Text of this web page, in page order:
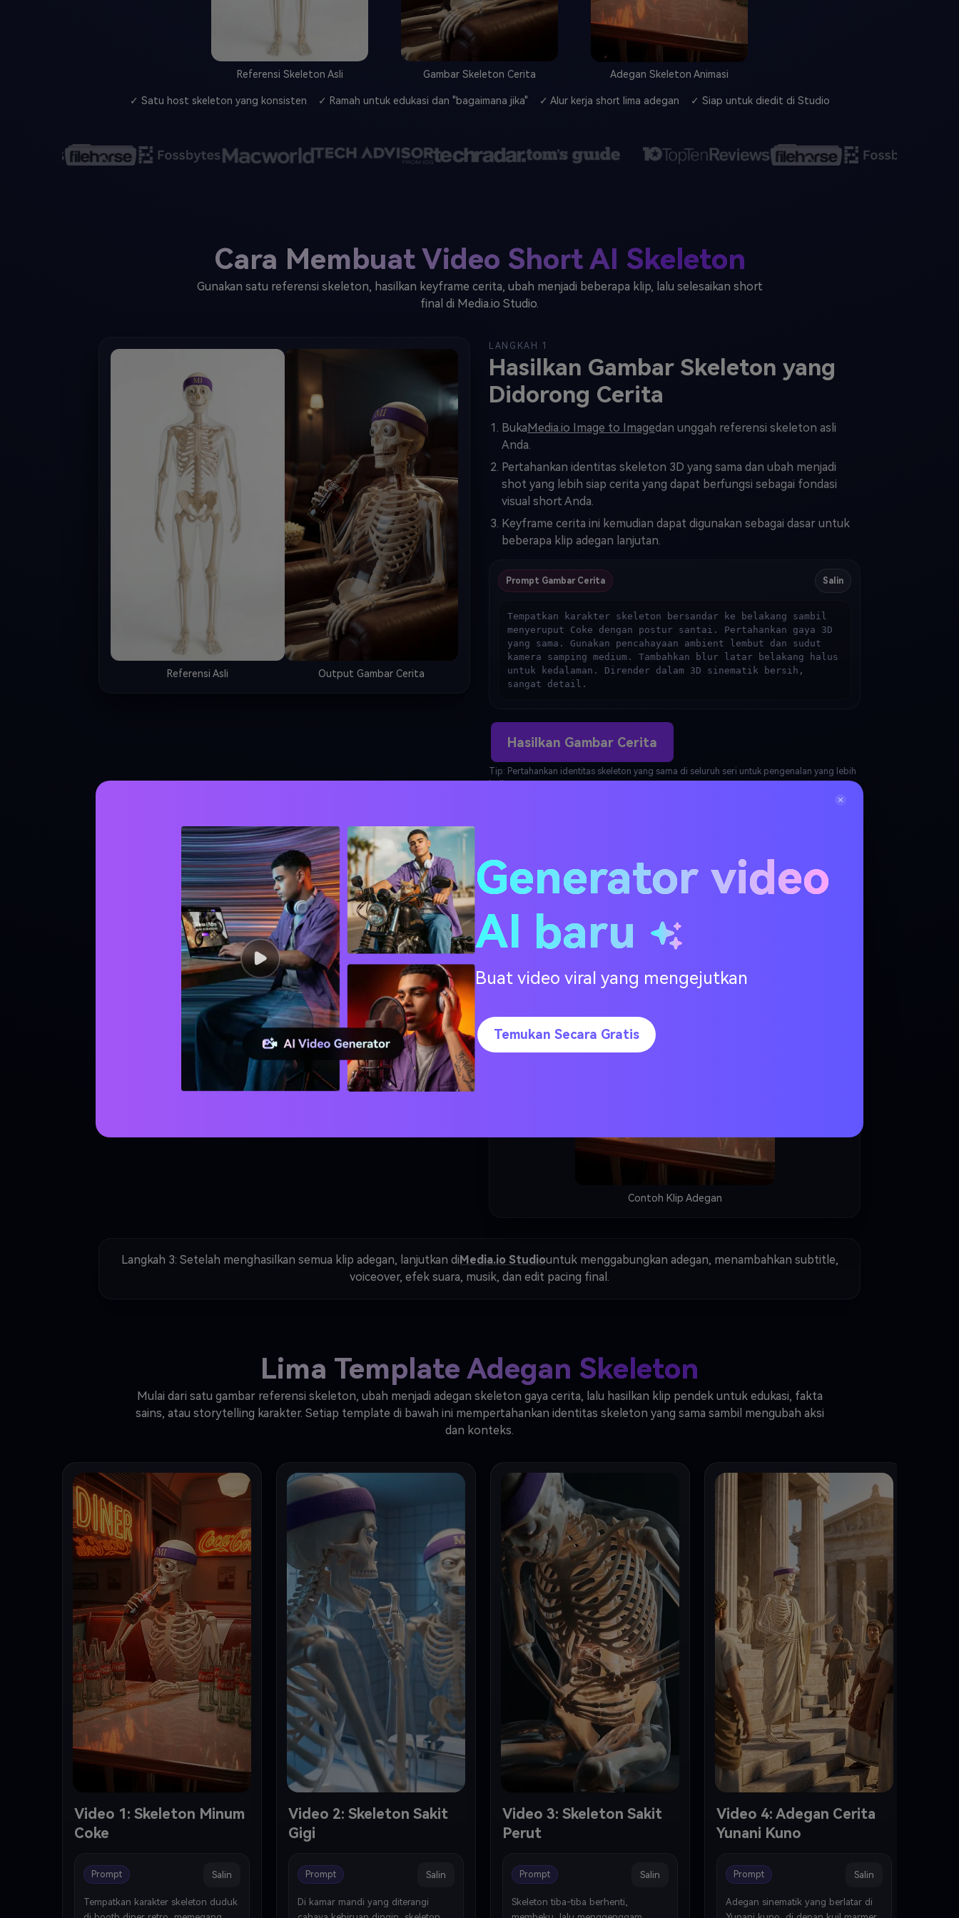
Referensi Skeleton Asli Gambar Skeleton Cerita Adegan Skeleton Animasi
✓ Satu host skeleton yang konsisten ✓ Ramah untuk edukasi dan "bagaimana jika" ✓ Alur kerja short lima adegan ✓ Siap untuk diedit di Studio
Cara Membuat Video Short AI Skeleton
Gunakan satu referensi skeleton, hasilkan keyframe cerita, ubah menjadi beberapa klip, lalu selesaikan short
final di Media.io Studio.
Referensi Asli Output Gambar Cerita
LANGKAH 1
Hasilkan Gambar Skeleton yang
Didorong Cerita
Buka Media.io Image to Imagedan unggah referensi skeleton asli
Anda.
Pertahankan identitas skeleton 3D yang sama dan ubah menjadi
shot yang lebih siap cerita yang dapat berfungsi sebagai fondasi
visual short Anda.
Keyframe cerita ini kemudian dapat digunakan sebagai dasar untuk
beberapa klip adegan lanjutan.
Prompt Gambar Cerita Salin
Tempatkan karakter skeleton bersandar ke belakang sambil
menyeruput Coke dengan postur santai. Pertahankan gaya 3D
yang sama. Gunakan pencahayaan ambient lembut dan sudut
kamera samping medium. Tambahkan blur latar belakang halus
untuk kedalaman. Dirender dalam 3D sinematik bersih,
sangat detail.
Hasilkan Gambar Cerita
Tip: Pertahankan identitas skeleton yang sama di seluruh seri untuk pengenalan yang lebih
Contoh Klip Adegan
Hasilkan Lima Klip Video
Skeleton
Gunakan gambar cerita Anda sebagai dasar visual, lalu hasilkan
beberapa shot video pendek dari prompt yang berbeda.
Setiap klip harus mencakup satu beat dari short final: hook, setup,
penjelasan, reaksi, dan ending.
Lima template video di bawah ini siap digunakan dan sudah cocok
dengan output contoh nyata.
Buat Klip Video Skeleton Sekarang
Hasilkan setiap adegan secara terpisah, lalu gabungkan menjadi satu short final.
Langkah 3: Setelah menghasilkan semua klip adegan, lanjutkan di Media.io Studiountuk menggabungkan adegan, menambahkan subtitle,
voiceover, efek suara, musik, dan edit pacing final.
Lima Template Adegan Skeleton
Mulai dari satu gambar referensi skeleton, ubah menjadi adegan skeleton gaya cerita, lalu hasilkan klip pendek untuk edukasi, fakta
sains, atau storytelling karakter. Setiap template di bawah ini mempertahankan identitas skeleton yang sama sambil mengubah aksi
dan konteks.
Video 1: Skeleton Minum
Coke
Prompt Salin
Tempatkan karakter skeleton duduk
Video 2: Skeleton Sakit
Gigi
Prompt Salin
Di kamar mandi yang diterangi
Video 3: Skeleton Sakit
Perut
Prompt Salin
Skeleton tiba-tiba berhenti,
Video 4: Adegan Cerita
Yunani Kuno
Prompt Salin
Adegan sinematik yang berlatar di
Generator video
AI baru
Buat video viral yang mengejutkan
Temukan Secara Gratis